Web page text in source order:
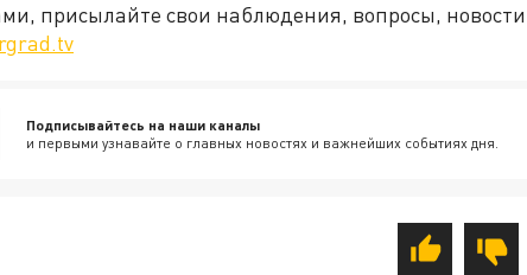
присылайте свои наблюдения, вопросы, новости
Подписывайтесь на наши каналы
и первыми узнавайте о главных новостях и важнейших событиях дня.